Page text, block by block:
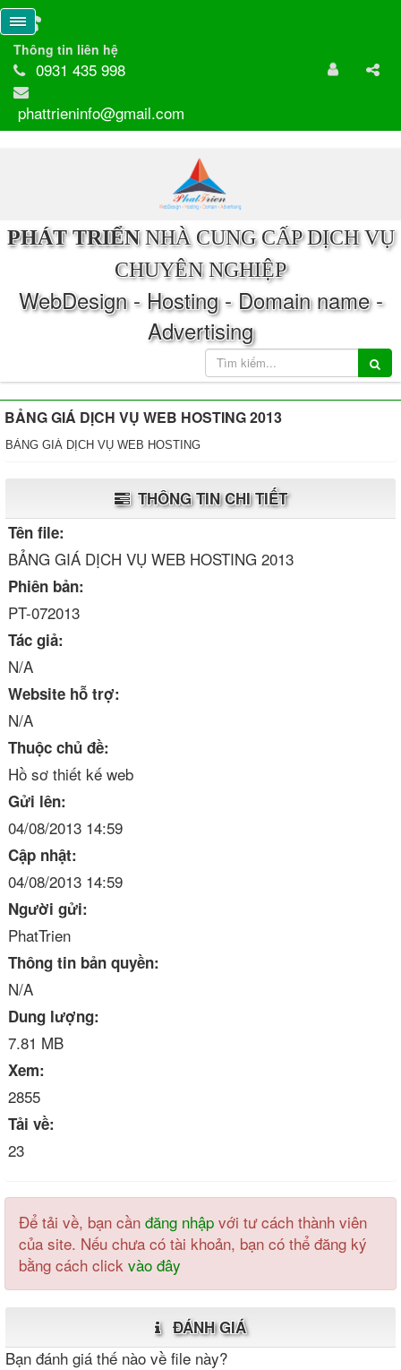
Thông tin liên hệ
0931 435 998
phattrieninfo@gmail.com
PHÁT TRIỂNNHÀ CUNG CẤP DỊCH VỤ
CHUYÊN NGHIỆP
WebDesign - Hosting - Domain name -
Advertising
BẢNG GIÁ DỊCH VỤ WEB HOSTING 2013
BẢNG GIÁ DỊCH VỤ WEB HOSTING
THÔNG TIN CHI TIẾT
Tên file:
BẢNG GIÁ DỊCH VỤ WEB HOSTING 2013
Phiên bản:
PT-072013
Tác giả:
N/A
Website hỗ trợ:
N/A
Thuộc chủ đề:
Hồ sơ thiết kế web
Gửi lên:
04/08/2013 14:59
Cập nhật:
04/08/2013 14:59
Người gửi:
PhatTrien
Thông tin bản quyền:
N/A
Dung lượng:
7.81 MB
Xem:
2855
Tải về:
23
Để tải về, bạn cần đăng nhập với tư cách thành viên
của site. Nếu chưa có tài khoản, bạn có thể đăng ký
bằng cách click vào đây
ĐÁNH GIÁ
Bạn đánh giá thế nào về file này?